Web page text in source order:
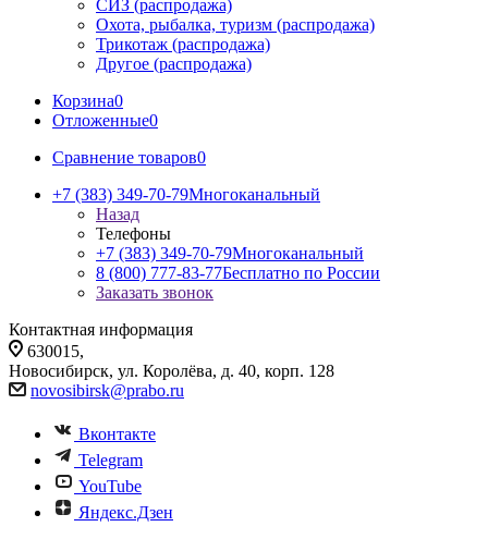
СИЗ (распродажа)
Охота, рыбалка, туризм (распродажа)
Трикотаж (распродажа)
Другое (распродажа)
Корзина0
Отложенные0
Сравнение товаров0
+7 (383) 349-70-79Многоканальный
Назад
Телефоны
+7 (383) 349-70-79Многоканальный
8 (800) 777-83-77Бесплатно по России
Заказать звонок
Контактная информация
630015,
Новосибирск, ул. Королёва, д. 40, корп. 128
novosibirsk@prabo.ru
Вконтакте
Telegram
YouTube
Яндекс.Дзен